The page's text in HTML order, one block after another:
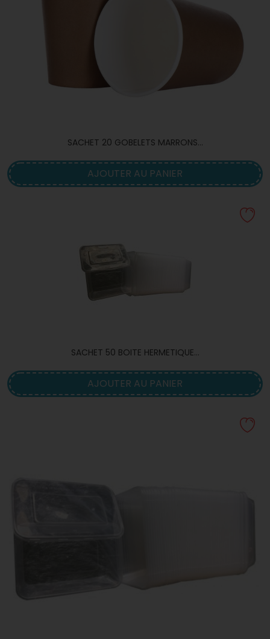
SACHET 20 GOBELETS MARRONS...
AJOUTER AU PANIER
SACHET 50 BOITE HERMETIQUE...
AJOUTER AU PANIER